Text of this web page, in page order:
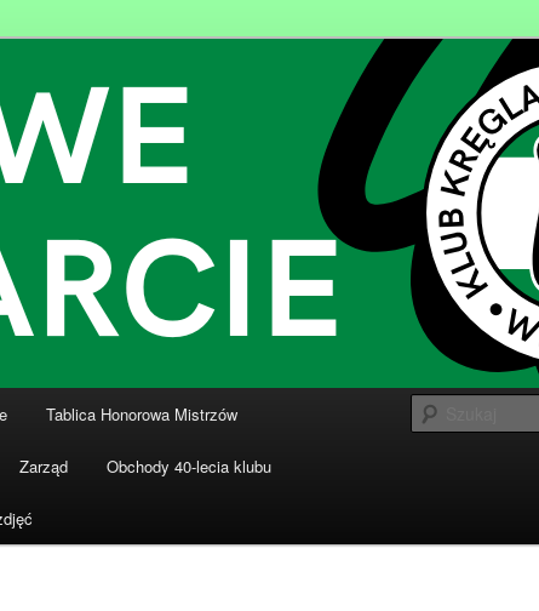
Wronki
Tablica Honorowa Mistrzów
Zarząd Obchody 40-lecia klubu